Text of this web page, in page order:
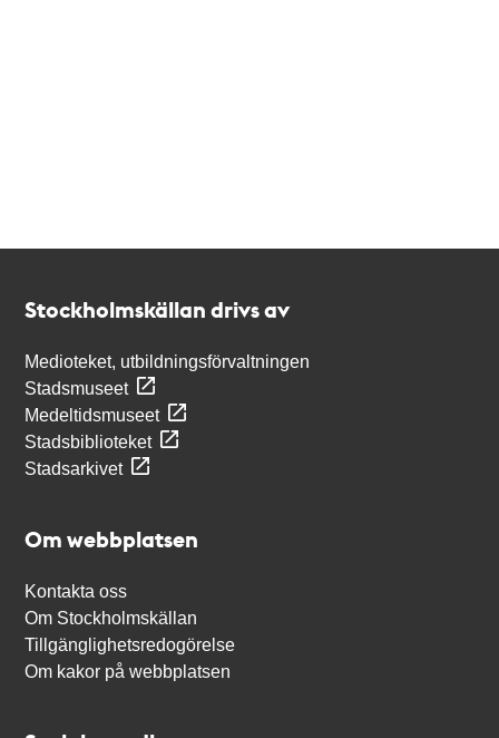
Stockholmskällan drivs av
Medioteket, utbildningsförvaltningen
Stadsmuseet
Medeltidsmuseet
Stadsbiblioteket
Stadsarkivet
Om webbplatsen
Kontakta oss
Om Stockholmskällan
Tillgänglighetsredogörelse
Om kakor på webbplatsen